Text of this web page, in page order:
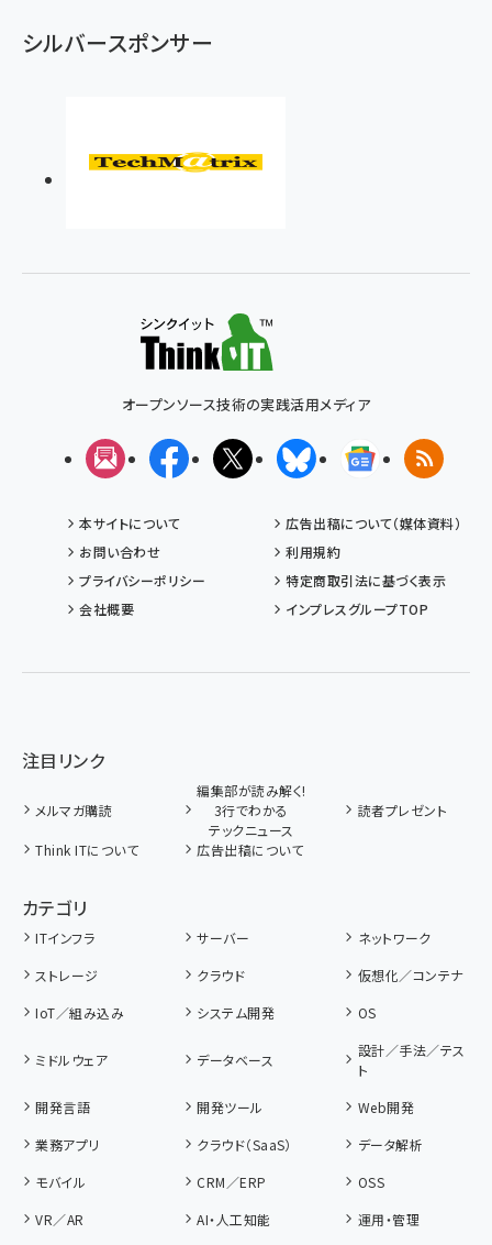
シルバースポンサー
オープンソース技術の実践活用メディア
メルマガFacebookX(エックス)BlueskyGoogleニュ
RSS
本サイトについて
広告出稿について（媒体資料）
お問い合わせ
利用規約
プライバシーポリシー
特定商取引法に基づく表示
会社概要
インプレスグループTOP
注目リンク
メルマガ購読
編集部が読み解く!
3行でわかる
テックニュース
読者プレゼント
Think ITについて 広告出稿について
カテゴリ
ITインフラ サーバー
ネットワーク
ストレージ
クラウド
仮想化／コンテナ
IoT／組み込み
システム開発 OS
ミドルウェア データベース
設計／手法／テス
ト
開発言語
開発ツール
Web開発
業務アプリ
クラウド（SaaS）
データ解析
モバイル
CRM／ERP
OSS
VR／AR
AI・人工知能
運用・管理